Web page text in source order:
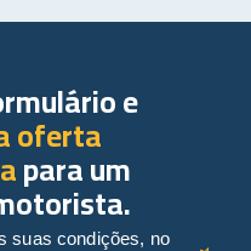
e
oferta
para um
suas condições, no